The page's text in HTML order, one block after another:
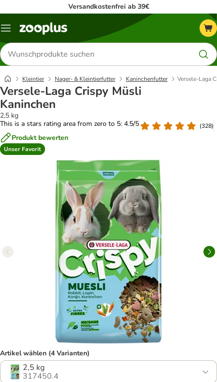
Versandkostenfrei ab 39€
Menü
Produkte
suchen
Kleintier Nager- & Kleintierfutter Kaninchenfutter Versele-Laga
Versele-Laga Crispy Müsli
Kaninchen
2,5 kg
This is a stars rating area from zero to 5: 4.5/5
(328)
Produkt bewerten
Unser Favorit
Artikel wählen (4 Varianten)
2,5 kg
317450.4